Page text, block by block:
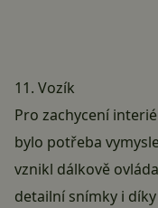
11. Vozík
Pro zachycení
bylo potřeba
vznikl dálkově
detailní snímky i